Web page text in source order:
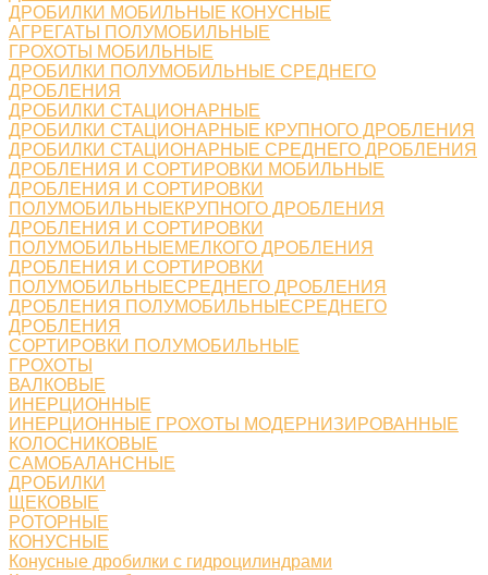
ДРОБИЛКИ МОБИЛЬНЫЕ КОНУСНЫЕ
АГРЕГАТЫ ПОЛУМОБИЛЬНЫЕ
ГРОХОТЫ МОБИЛЬНЫЕ
ДРОБИЛКИ ПОЛУМОБИЛЬНЫЕ СРЕДНЕГО
ДРОБЛЕНИЯ
ДРОБИЛКИ СТАЦИОНАРНЫЕ
ДРОБИЛКИ СТАЦИОНАРНЫЕ КРУПНОГО ДРОБЛЕНИЯ
ДРОБИЛКИ СТАЦИОНАРНЫЕ СРЕДНЕГО ДРОБЛЕНИЯ
ДРОБЛЕНИЯ И СОРТИРОВКИ МОБИЛЬНЫЕ
ДРОБЛЕНИЯ И СОРТИРОВКИ
ПОЛУМОБИЛЬНЫЕКРУПНОГО ДРОБЛЕНИЯ
ДРОБЛЕНИЯ И СОРТИРОВКИ
ПОЛУМОБИЛЬНЫЕМЕЛКОГО ДРОБЛЕНИЯ
ДРОБЛЕНИЯ И СОРТИРОВКИ
ПОЛУМОБИЛЬНЫЕСРЕДНЕГО ДРОБЛЕНИЯ
ДРОБЛЕНИЯ ПОЛУМОБИЛЬНЫЕСРЕДНЕГО
ДРОБЛЕНИЯ
СОРТИРОВКИ ПОЛУМОБИЛЬНЫЕ
ГРОХОТЫ
ВАЛКОВЫЕ
ИНЕРЦИОННЫЕ
ИНЕРЦИОННЫЕ ГРОХОТЫ МОДЕРНИЗИРОВАННЫЕ
КОЛОСНИКОВЫЕ
САМОБАЛАНСНЫЕ
ДРОБИЛКИ
ЩЕКОВЫЕ
РОТОРНЫЕ
КОНУСНЫЕ
Конусные дробилки с гидроцилиндрами